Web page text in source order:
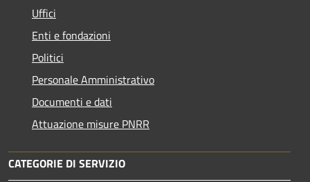
Uffici
Enti e fondazioni
Politici
Personale Amministrativo
Documenti e dati
Attuazione misure PNRR
CATEGORIE DI SERVIZIO